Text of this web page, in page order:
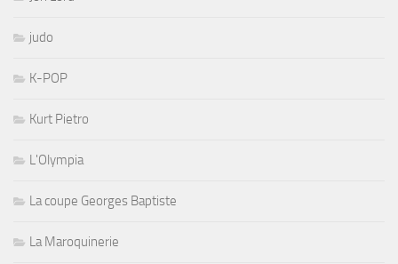
judo
K-POP
Kurt Pietro
L'Olympia
La coupe Georges Baptiste
La Maroquinerie